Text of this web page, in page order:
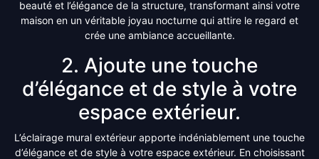
beauté et l’élégance de la structure, transformant ainsi votre
maison en un véritable joyau nocturne qui attire le regard et
crée une ambiance accueillante.
2. Ajoute une touche
d’élégance et de style à votre
espace extérieur.
L’éclairage mural extérieur apporte indéniablement une touche
d’élégance et de style à votre espace extérieur. En choisissant